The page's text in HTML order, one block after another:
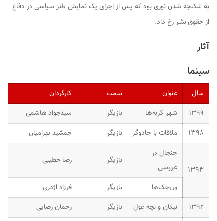
به شکنجه شدن نوری بود که پس از اجرای یک نمایش طنز سیاسی در دفاع
از حقوق بشر رخ داد.
آثار
سینما
سال عنوان سمت
کارگردان
۱۳۹۹
شهر گربه‌ها بازیگر
سیدجواد هاشمی
۱۳۹۸
ملاقات با جادوگر بازیگر جمشید بهرامیان
۱۳۹۳
جنجال در
عروسی
بازیگر رضا خطیبی
وروجک‌ها بازیگر
فرزاد اژدری
۱۳۹۲
نیکان و بچه غول بازیگر رحمان رضایی